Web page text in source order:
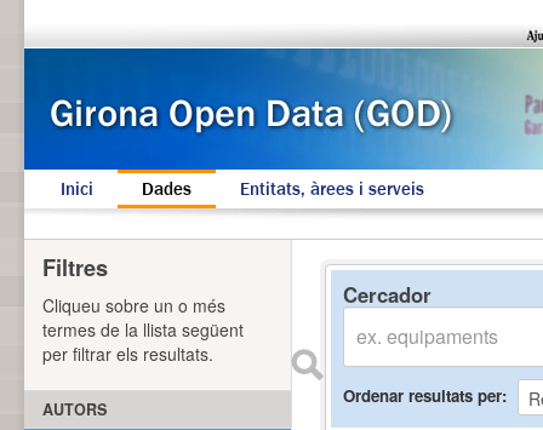
Inici Dades Entitats, àrees i serveis
Cercador
Ordenar resultats per
Filtres
Cliqueu sobre un o més
termes de la llista següent
per filtrar els resultats.
AUTORS